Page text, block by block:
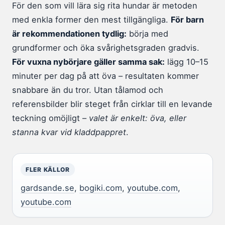
För den som vill lära sig rita hundar är metoden
med enkla former den mest tillgängliga. För barn
är rekommendationen tydlig: börja med
grundformer och öka svårighetsgraden gradvis.
För vuxna nybörjare gäller samma sak: lägg 10–15
minuter per dag på att öva – resultaten kommer
snabbare än du tror. Utan tålamod och
referensbilder blir steget från cirklar till en levande
teckning omöjligt – valet är enkelt: öva, eller
stanna kvar vid kladdpappret.
FLER KÄLLOR
gardsande.se, bogiki.com, youtube.com,
youtube.com